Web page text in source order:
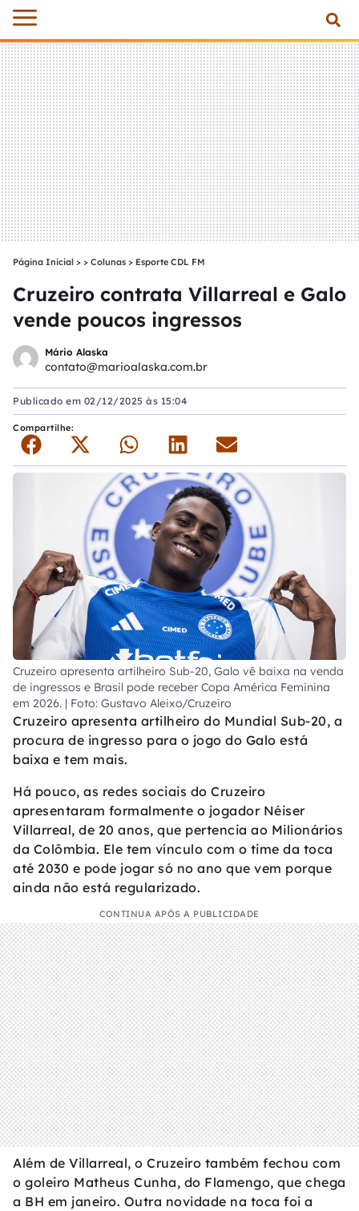
Página Inicial > Colunas > Esporte CDL FM
Cruzeiro contrata Villarreal e Galo
vende poucos ingressos
Mário Alaska
contato@marioalaska.com.br
Publicado em 02/12/2025 às 15:04
Compartilhe:
Cruzeiro apresenta artilheiro Sub-20, Galo vê baixa na venda
de ingressos e Brasil pode receber Copa América Feminina
em 2026. | Foto: Gustavo Aleixo/Cruzeiro
Cruzeiro apresenta artilheiro do Mundial Sub-20, a
procura de ingresso para o jogo do Galo está
baixa e tem mais.
Há pouco, as redes sociais do Cruzeiro
apresentaram formalmente o jogador Néiser
Villarreal, de 20 anos, que pertencia ao Milionários
da Colômbia. Ele tem vínculo com o time da toca
até 2030 e pode jogar só no ano que vem porque
ainda não está regularizado.
CONTINUA APÓS A PUBLICIDADE
Além de Villarreal, o Cruzeiro também fechou com
o goleiro Matheus Cunha, do Flamengo, que chega
a BH em janeiro. Outra novidade na toca foi a